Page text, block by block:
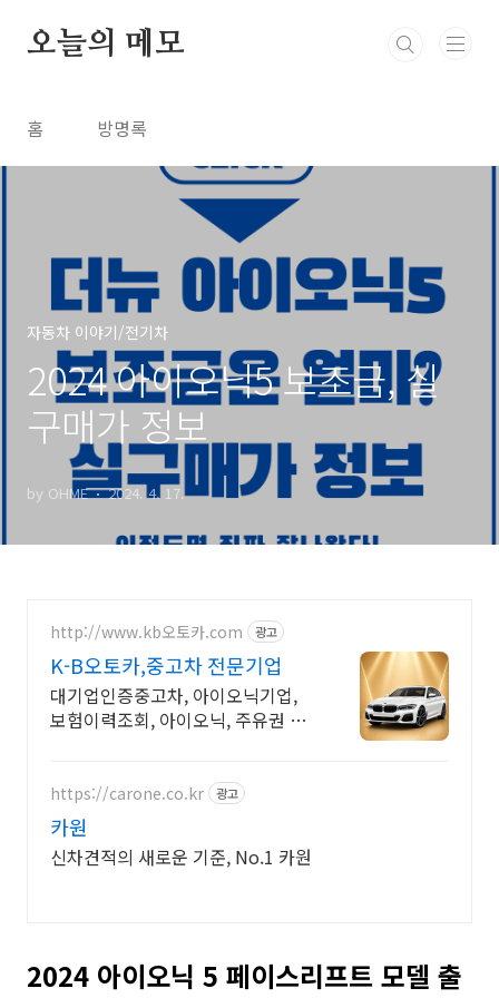
오늘의 메모
홈 방명록
자동차 이야기/전기차
2024 아이오닉5 보조금, 실
구매가 정보
by OHME 2024. 4. 17.
http://www.kb오토카.com 광고
K-B오토카,중고차 전문기업
대기업인증중고차, 아이오닉기업,
보험이력조회, 아이오닉, 주유권 증
24시간실매물전산연동
https://carone.co.kr 광고
카원
신차견적의 새로운 기준, No.1 카원
2024 아이오닉 5 페이스리프트 모델 출